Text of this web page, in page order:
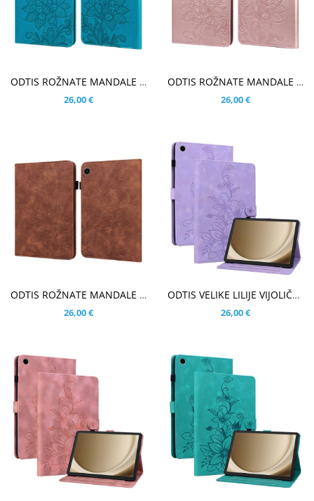
V KOŠARICO
ODTIS ROŽNATE MANDALE MODER ETUI ZA SAMSUNG GALAXY TAB A9 PLUS 11.0 (2023)
26,00 €
V KOŠARICO
ODTIS ROŽNATE MANDALE ROSE GOLD ETUI ZA SAMSUNG GALAXY TAB A9 PLUS 11.0 (2023)
26,00 €
V KOŠARICO
ODTIS ROŽNATE MANDALE RJAV ETUI ZA SAMSUNG GALAXY TAB A9 PLUS 11.0 (2023)
26,00 €
ODTIS VELIKE LILIJE VIJOLIČEN ETUI ZA SAMSUNG GALAXY TAB A9 PLUS 11.0 (2023)
26,00 €